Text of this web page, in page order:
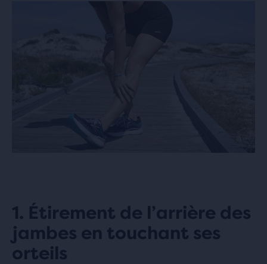
1. Étirement de l’arrière des
jambes en touchant ses
orteils